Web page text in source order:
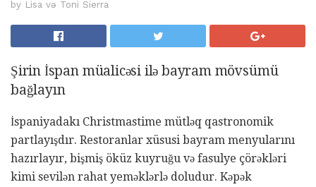
by Lisa və Toni Sierra
Şirin İspan müalicəsi ilə bayram mövsümü
bağlayın
İspaniyadakı Christmastime mütləq qastronomik
partlayışdır. Restoranlar xüsusi bayram menyularını
hazırlayır, bişmiş öküz kuyruğu və fasulye çörəkləri
kimi sevilən rahat yeməklərlə doludur. Kəpək